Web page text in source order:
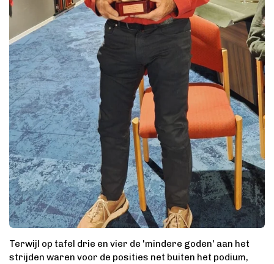
Terwijl op tafel drie en vier de 'mindere goden' aan het
strijden waren voor de posities net buiten het podium,